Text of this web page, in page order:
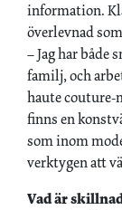
information.
överlevnad
– Jag har både
familj, och
haute couture-
finns en
som inom
verktygen att
Vad är